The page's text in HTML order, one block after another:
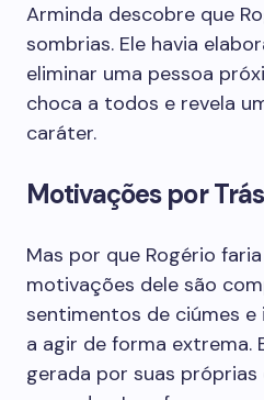
Arminda descobre que
sombrias. Ele havia
eliminar uma pessoa
choca a todos e revela
caráter.
Motivações por
Mas por que Rogério
motivações dele são
sentimentos de ciúmes e
a agir de forma extrema.
gerada por suas próprias